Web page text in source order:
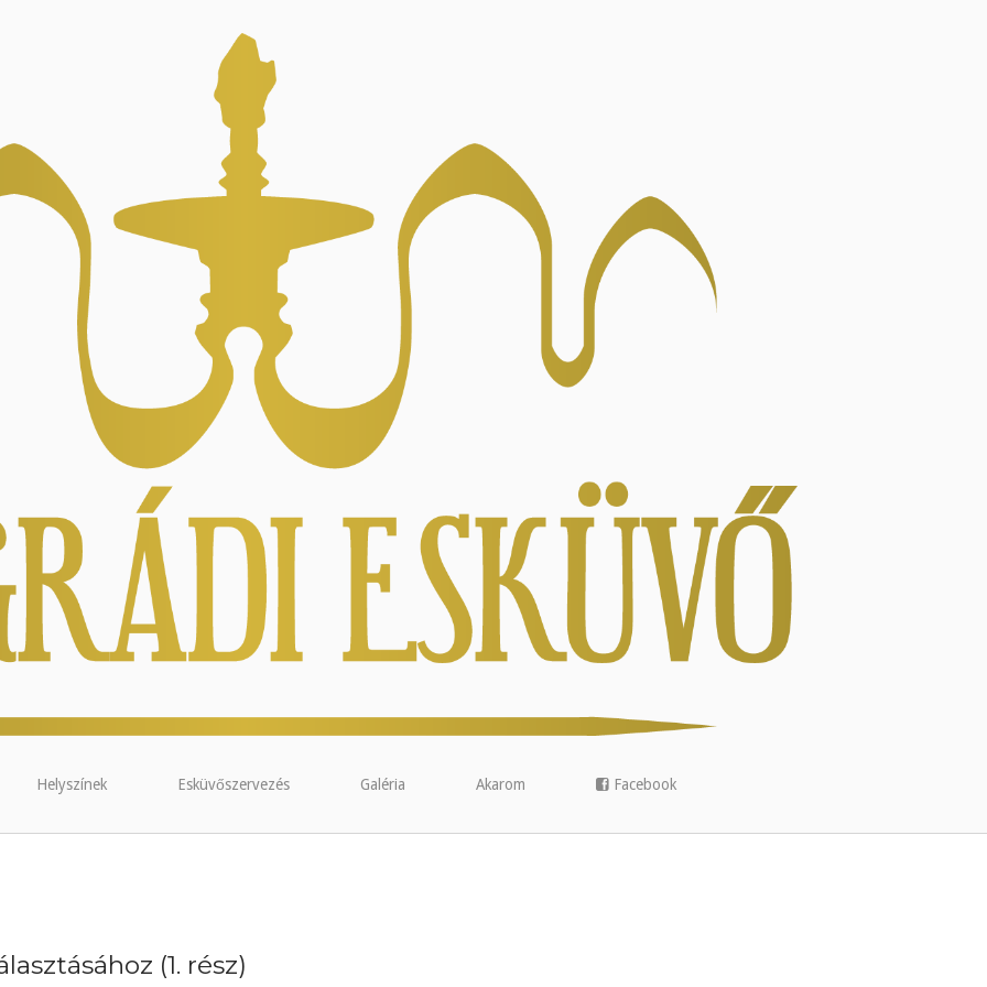
Helyszínek Esküvőszervezés Galéria Akarom Facebook
(1. rész)